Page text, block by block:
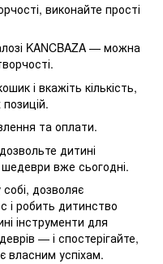
виконайте прості
KANCBAZA — можна
і вкажіть кількість,
та оплати.
дитині
вже сьогодні.
дозволяє
і робить дитинство
інструменти для
— і спостерігайте,
власним успіхам.